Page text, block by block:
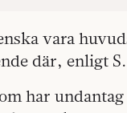
vara
där, enligt S.
har